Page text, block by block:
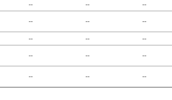
-- --
--
-- -- --
-- --
--
-- -- --
-- -- --